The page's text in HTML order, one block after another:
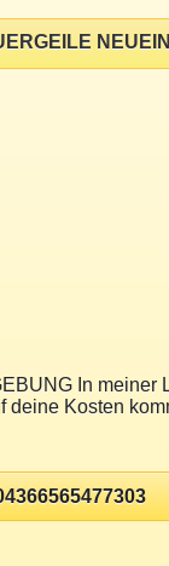
In
Kosten